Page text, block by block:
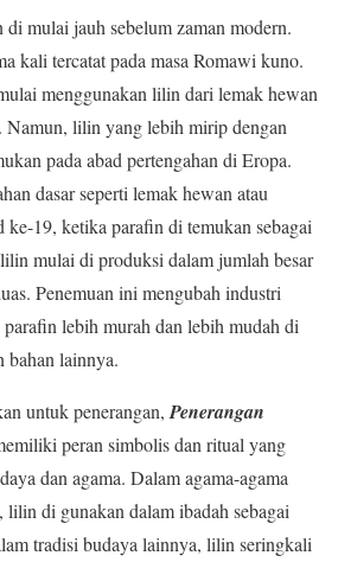
mulai jauh sebelum zaman modern.
kali tercatat pada masa Romawi kuno.
menggunakan lilin dari lemak hewan
Namun, lilin yang lebih mirip dengan
pada abad pertengahan di Eropa.
dasar seperti lemak hewan atau
ke-19, ketika parafin di temukan sebagai
mulai di produksi dalam jumlah besar
Penemuan ini mengubah industri
lebih murah dan lebih mudah di
bahan lainnya.
untuk penerangan, Penerangan
peran simbolis dan ritual yang
dan agama. Dalam agama-agama
lilin di gunakan dalam ibadah sebagai
tradisi budaya lainnya, lilin seringkali